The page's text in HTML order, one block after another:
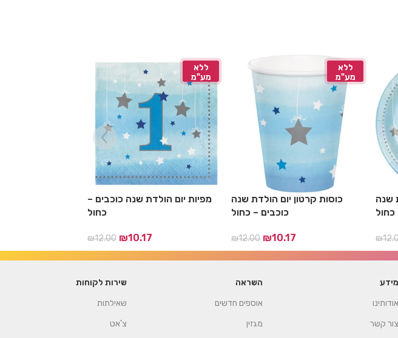
ללא
מע"מ
כוסות קרטון יום הולדת שנה
כוכבים – כחול
₪12.00 ₪10.17
ללא
מע"מ
צלחות קטנות יום הולדת שנה
כוכבים – כחול
₪12.00 ₪10.17 ₪
מידע
אודותינו
צור קשר
השראה
אוספים חדשים
מגזין
שירות לקוחות
שאילתות
צ'אט